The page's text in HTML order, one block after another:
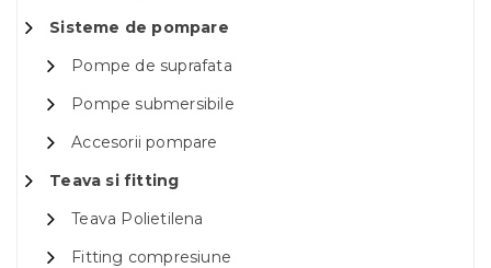
Sisteme de pompare
Pompe de suprafata
Pompe submersibile
Accesorii pompare
Teava si fitting
Teava Polietilena
Fitting compresiune